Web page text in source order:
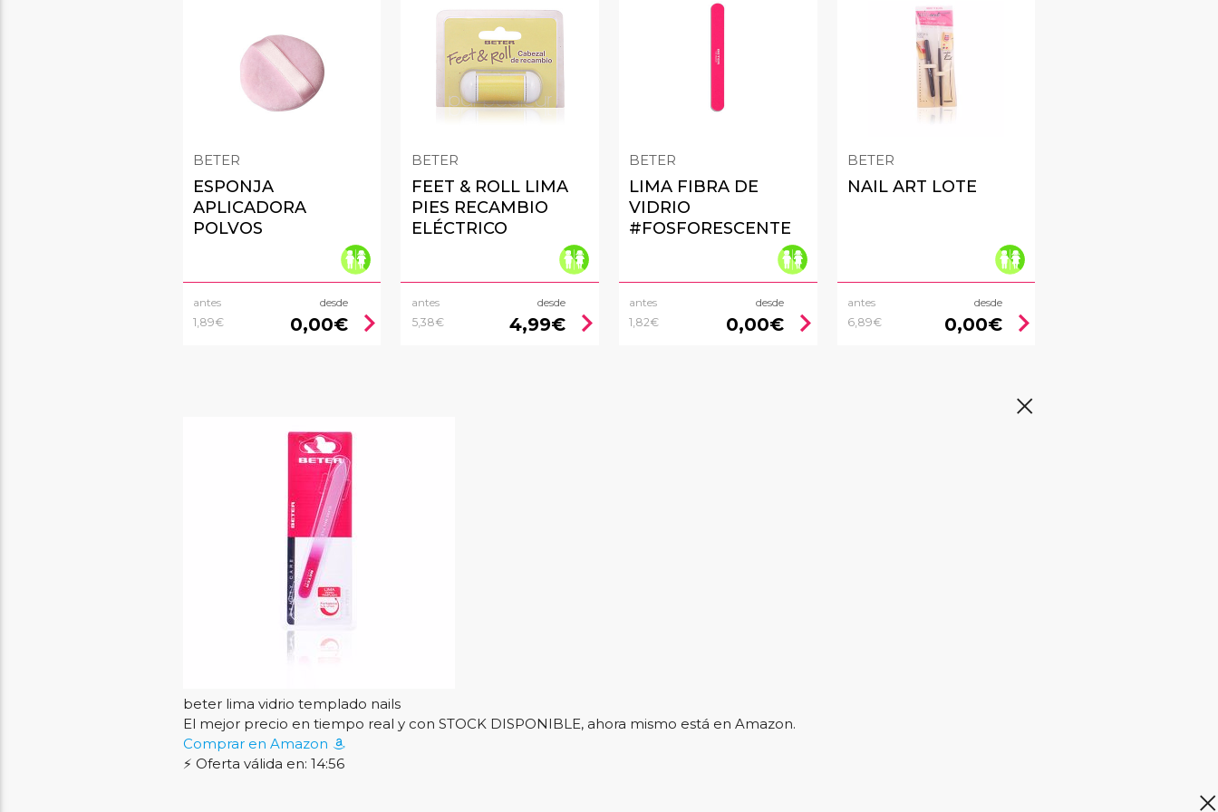
BETER
ESPONJA
APLICADORA
POLVOS
antes
1,89€
desde
0,00€ chevron_right
BETER
FEET & ROLL LIMA
PIES RECAMBIO
ELÉCTRICO
antes
5,38€
desde
4,99€ chevron_right
BETER
LIMA FIBRA DE
VIDRIO
#FOSFORESCENTE
antes
1,82€
desde
0,00€ chevron_right
BETER
NAIL ART LOTE
antes
6,89€
desde
0,00€ chevron_right
beter lima vidrio templado nails
El mejor precio en tiempo real y con STOCK DISPONIBLE, ahora mismo está en Amazon.
Comprar en Amazon
⚡ Oferta válida en: 14:55